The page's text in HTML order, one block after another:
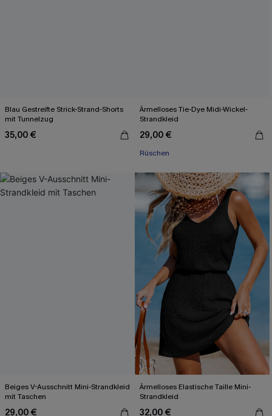
Blau Gestreifte Strick-Strand-Shorts
mit Tunnelzug
35,00 €
Ärmelloses Tie-Dye Midi-Wickel-
Strandkleid
29,00 €
Rüschen
Beiges V-Ausschnitt Mini-Strandkleid
mit Taschen
29,00 €
Ärmelloses Elastische Taille Mini-
Strandkleid
32,00 €